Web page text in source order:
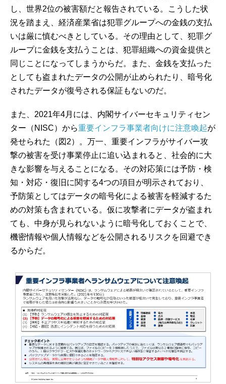
し、世界2位の被害額だと報告されている。こうした状
況を踏まえ、経済産業省は犯罪グループへの金銭の支払
いは厳に慎むべきとしている。その理由として、犯罪グ
ループに金銭を支払うことは、犯罪組織への資金提供と
同じことになってしまうからだ。また、金銭を支払った
としても盗まれたデータの公開が止められたり、暗号化
されたデータが復号される保証もないのだ。
また、2021年4月には、内閣サイバーセキュリティセン
ター（NISC）から重要インフラ事業者向けに注意喚起が
発せられた（図2）。万一、重要インフラがサイバー攻
撃の被害を受け事業停止に追い込まれると、社会的に大
きな影響を与えることになる。その対応策には予防・検
知・対応・復旧に関する4つの項目が明示されており、
予防策としてはデータの暗号化による被害を軽減するた
めの対策も含まれている。仮に攻撃者にデータが盗まれ
ても、中身が見られないように暗号化しておくことで、
機密情報や個人情報などを公開されるリスクを回避でき
るからだ。